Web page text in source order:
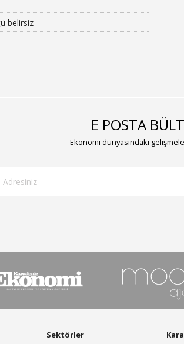
belirsiz
E POSTA
Ekonomi dünyasındaki
Sektörler